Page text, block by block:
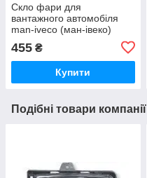
Скло фари для
вантажного автомобіля
man-iveco (ман-івеко)
455 ₴
Купити
Подібні товари компанії